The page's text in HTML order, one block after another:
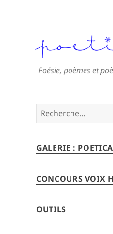
Poésie, poèmes et
Search
for:
GALERIE :
CONCOURS VOIX
OUTILS